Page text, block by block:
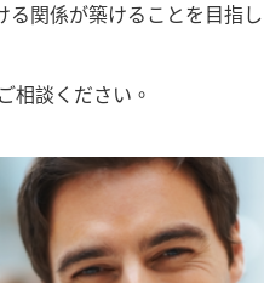
関係が築けることを目指し
相談ください。